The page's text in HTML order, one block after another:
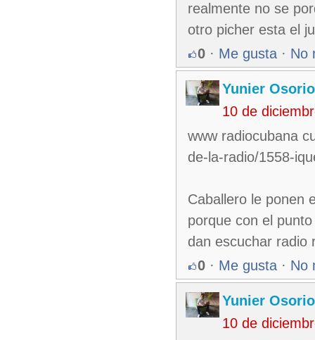
realmente no se
otro picher esta el
0 · Me gusta · No
Yunier
10 de
www radiocubana
de-la-radio/1558-
Caballero le ponen
porque con el
dan escuchar radio
0 · Me gusta · No
Yunier
10 de